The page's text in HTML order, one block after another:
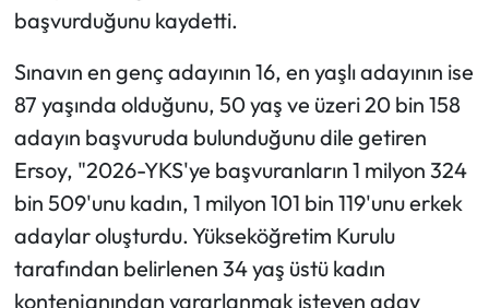
başvurduğunu kaydetti.
Sınavın en genç adayının 16, en yaşlı adayının ise
87 yaşında olduğunu, 50 yaş ve üzeri 20 bin 158
adayın başvuruda bulunduğunu dile getiren
Ersoy, "2026-YKS'ye başvuranların 1 milyon 324
bin 509'unu kadın, 1 milyon 101 bin 119'unu erkek
adaylar oluşturdu. Yükseköğretim Kurulu
tarafından belirlenen 34 yaş üstü kadın
kontenjanından yararlanmak isteyen aday